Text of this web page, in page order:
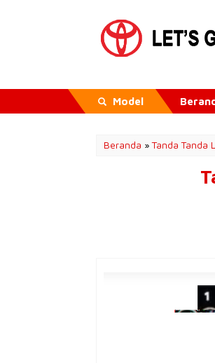
Model
Beranda »Tanda Tanda